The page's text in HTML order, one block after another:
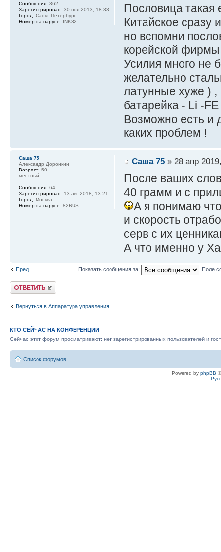
Пословица такая
Китайское сразу
но вспомни
корейской фирмы
Усилия много не
желательно
латунные хуже ) ,
батарейка - Li -
Возможно есть и
каких проблем !
Сообщения: 362
Зарегистрирован: 30 ноя 2013, 18:33
Город: Санкт-Петербург
Номер на парусе: INK32
Саша 75» 28 апр
После ваших
40 грамм и с
А я понимаю
и скорость
серв с их
А что именно у
Саша 75
Александр Доронкин
Возраст: 50
местный
Сообщения: 64
Зарегистрирован: 13 авг 2018, 13:21
Город: Москва
Номер на парусе: 82RUS
Пред. Показать сообщения за: Поле
Ответить
Вернуться в Аппаратура управления
КТО СЕЙЧАС НА КОНФЕРЕНЦИИ
Сейчас этот форум просматривают: нет зарегистрированных пользователей и
Список форумов
Powered by phpBB